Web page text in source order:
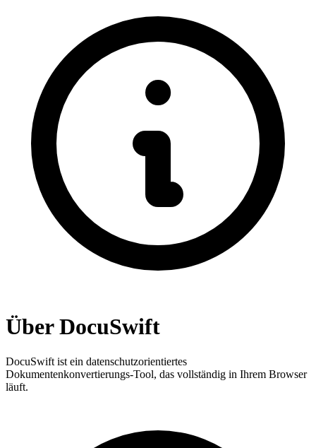
Über DocuSwift
DocuSwift ist ein datenschutzorientiertes
Dokumentenkonvertierungs-Tool, das vollständig in Ihrem Browser
läuft.